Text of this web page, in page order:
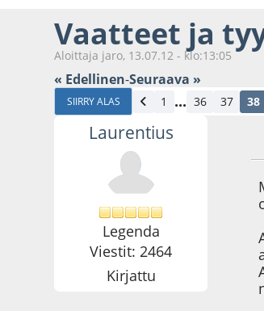
Vaatteet ja
Aloittaja jaro, 13.07.12 - klo:13:05
« Edellinen-Seuraava »
SIIRRY ALAS 1 ... 36 37 38
Laurentius
Legenda
Viestit: 2464
Kirjattu